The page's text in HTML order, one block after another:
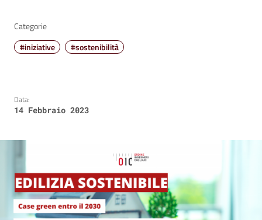
Categorie
#iniziative
#sostenibilità
Data:
14 Febbraio 2023